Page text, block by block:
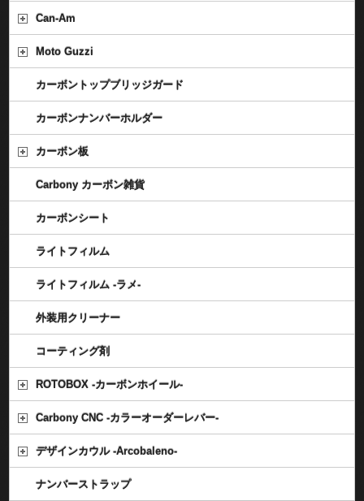
Can-Am
Moto Guzzi
カーボントップブリッジガード
カーボンナンバーホルダー
カーボン板
Carbony カーボン雑貨
カーボンシート
ライトフィルム
ライトフィルム -ラメ-
外装用クリーナー
コーティング剤
ROTOBOX -カーボンホイール-
Carbony CNC -カラーオーダーレバー-
デザインカウル -Arcobaleno-
ナンバーストラップ